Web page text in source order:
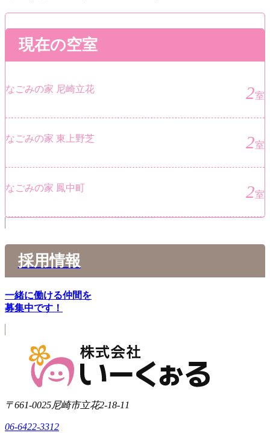
現在の空室
なごみの家 尼崎立花 2室
なごみの家 東上野芝 2室
なごみの家 鳳中町 2室
採用情報
一緒に働ける仲間を
募集中です！
〒661-0025尼崎市立花2-18-11
06-6422-3312